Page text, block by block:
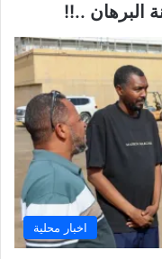
البرهان ..!!
اخبار محلية